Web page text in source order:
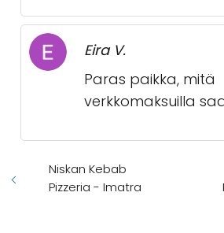
Eira V.
Paras paikka, mitä
verkkomaksuilla
Niskan Kebab
Pizzeria - Imatra